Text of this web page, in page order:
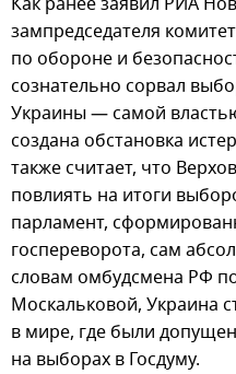
зампредседателя
по обороне и
сознательно сорвал
Украины — самой
создана обстановка
также считает, что
повлиять на итоги
парламент,
госпереворота, сам
словам омбудсмена РФ
Москальковой, Украина
в мире, где были
на выборах в Госдуму.